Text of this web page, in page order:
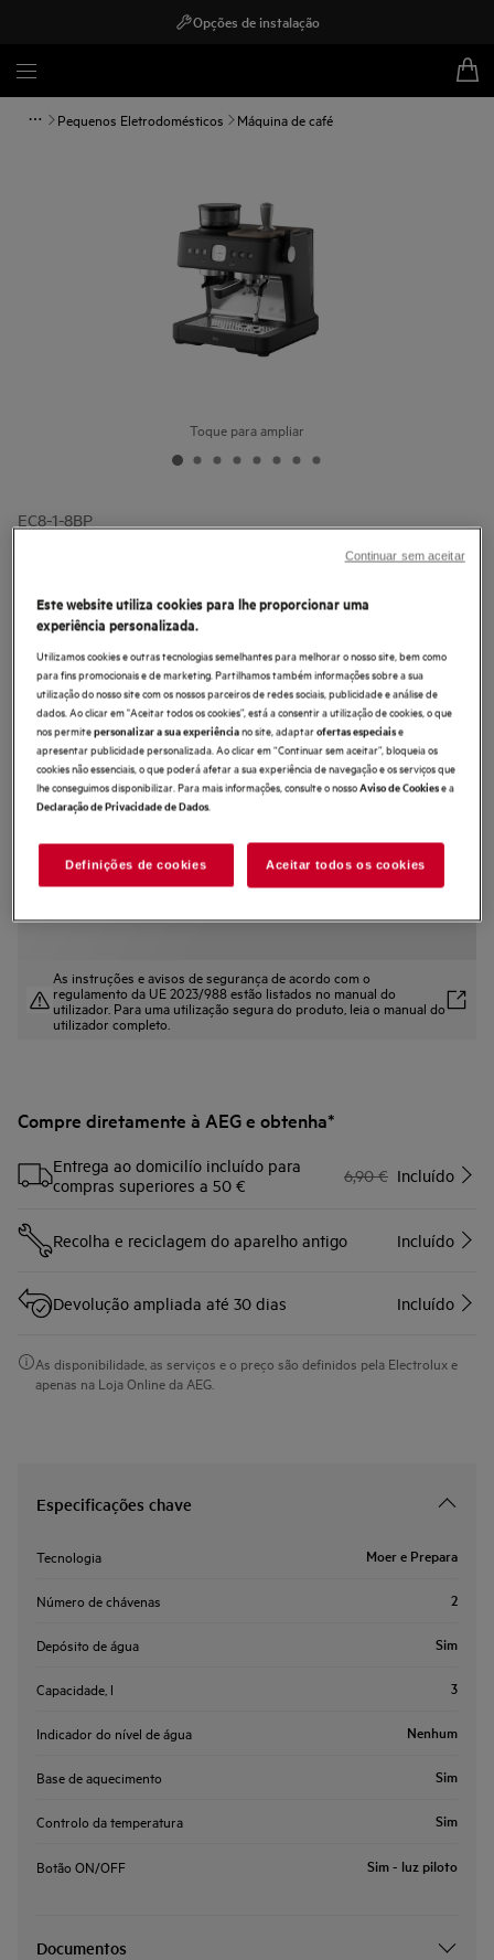
Opções de instalação
Pequenos Eletrodomésticos Máquina de café
Toque para ampliar
EC8-1-8BP
Máquina de café expresso com
com 2200 W de potência e 20 bares
de pressão
4.5 (16)
Benefícios
Prepare expresso e faça espuma de leite ao mesmo tempo com o
Thermoblock duplo.
Uma cabeça de filtragem comercial de 58 mm para café de qualidade
superior.
O moinho ajusta-se para 30 níveis de moagem para quaisquer
preferências.
As instruções e avisos de segurança de acordo com o
regulamento da UE 2023/988 estão listados no manual do
utilizador. Para uma utilização segura do produto, leia o manual do
utilizador completo.
Compre diretamente à AEG e obtenha*
Entrega ao domicilío incluído para
compras superiores a 50 €
6,90 € Incluído
Recolha e reciclagem do aparelho antigo Incluído
Devolução ampliada até 30 dias Incluído
As disponibilidade, as serviços e o preço são definidos pela Electrolux e
apenas na Loja Online da AEG.
Especificações chave
Tecnologia Moer e Prepara
Número de chávenas 2
Depósito de água Sim
Capacidade, l 3
Indicador do nível de água Nenhum
Base de aquecimento Sim
Controlo da temperatura Sim
Botão ON/OFF Sim - luz piloto
Documentos
Este website utiliza cookies para lhe proporcionar uma
experiência personalizada.
Utilizamos cookies e outras tecnologias semelhantes para melhorar o nosso site, bem como
para fins promocionais e de marketing. Partilhamos também informações sobre a sua
utilização do nosso site com os nossos parceiros de redes sociais, publicidade e análise de
dados. Ao clicar em "Aceitar todos os cookies”, está a consentir a utilização de cookies, o que
nos permitepersonalizar a sua experiênciano site, adaptarofertas especiaise
apresentar publicidade personalizada. Ao clicar em “Continuar sem aceitar”, bloqueia os
cookies não essenciais, o que poderá afetar a sua experiência de navegação e os serviços que
lhe conseguimos disponibilizar. Para mais informações, consulte o nossoAviso de Cookiese a
Declaração de Privacidade de Dados.
Definições de cookies Aceitar todos os cookies
Continuar sem aceitar